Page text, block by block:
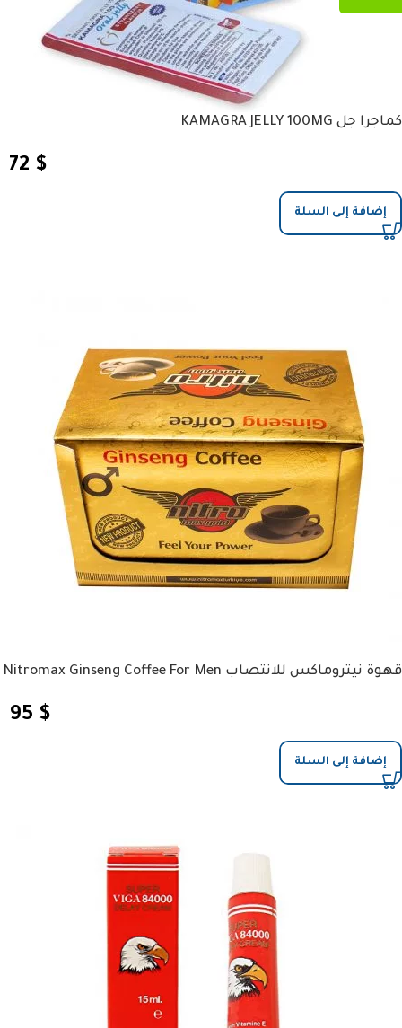
كماجرا جل KAMAGRA JELLY 100MG
72 $
إضافة إلى السلة
قهوة نيتروماكس للانتصاب Nitromax Ginseng Coffee For Men
95 $
إضافة إلى السلة